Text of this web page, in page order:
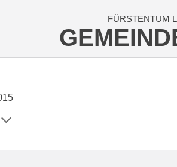
FÜRSTENTUM